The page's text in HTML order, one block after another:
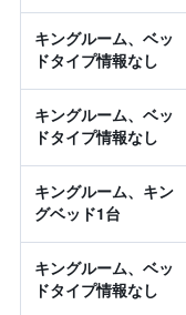
キングルーム、ベッ
ドタイプ情報なし
キングルーム、ベッ
ドタイプ情報なし
キングルーム、キン
グベッド1台
キングルーム、ベッ
ドタイプ情報なし